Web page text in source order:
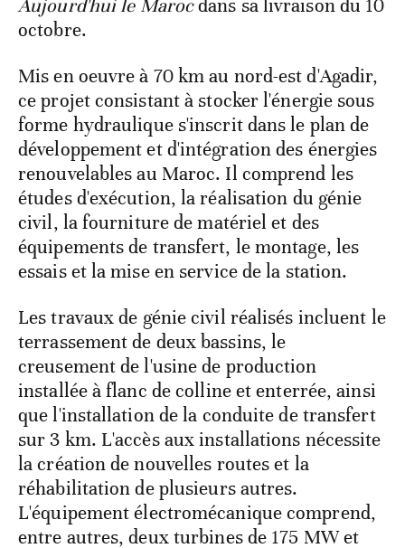
Aujourd'hui le Marocdans sa livraison du 10
octobre.
Mis en oeuvre à 70 km au nord-est d'Agadir,
ce projet consistant à stocker l'énergie sous
forme hydraulique s'inscrit dans le plan de
développement et d'intégration des énergies
renouvelables au Maroc. Il comprend les
études d'exécution, la réalisation du génie
civil, la fourniture de matériel et des
équipements de transfert, le montage, les
essais et la mise en service de la station.
Les travaux de génie civil réalisés incluent le
terrassement de deux bassins, le
creusement de l'usine de production
installée à flanc de colline et enterrée, ainsi
que l'installation de la conduite de transfert
sur 3 km. L'accès aux installations nécessite
la création de nouvelles routes et la
réhabilitation de plusieurs autres.
L'équipement électromécanique comprend,
entre autres, deux turbines de 175 MW et